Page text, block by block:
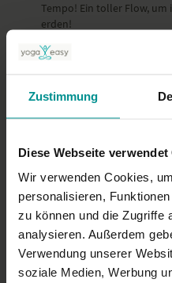
Zustimmung
Diese Webseite verwendet
Wir verwenden Cookies,
personalisieren,
zu können und die Zugriffe
analysieren. Außerdem
Verwendung unserer
soziale Medien, Werbung
Tempo! Ein toller Flow, um
erden!
0
Toll! Anstrengend und
angenehmster Stimme
Ähnliche Videos